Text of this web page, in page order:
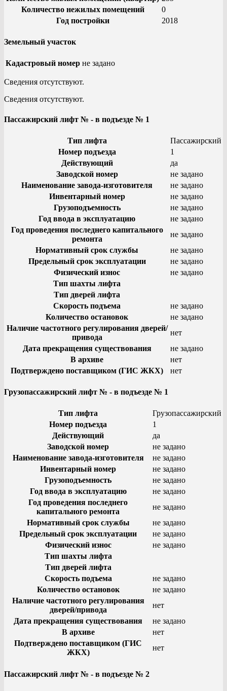
Количество нежилых помещений
0
Год постройки
2018
Земельный участок
Кадастровый номер не задано
Сведения отсутствуют.
Сведения отсутствуют.
Пассажирский лифт № - в подъезде № 1
Тип лифта
Пассажирский
Номер подъезда
1
Действующий
да
Заводской номер
не задано
Наименование завода-изготовителя
не задано
Инвентарный номер
не задано
Грузоподъемность
не задано
Год ввода в эксплуатацию
не задано
Год проведения последнего капитального
ремонта
не задано
Нормативный срок службы
не задано
Предельный срок эксплуатации
не задано
Физический износ
не задано
Тип шахты лифта
Тип дверей лифта
Скорость подъема
не задано
Количество остановок
не задано
Наличие частотного регулирования дверей/
привода
нет
Дата прекращения существования
не задано
В архиве
нет
Подтверждено поставщиком (ГИС ЖКХ)
нет
Грузопассажирский лифт № - в подъезде № 1
Тип лифта
Грузопассажирский
Номер подъезда
1
Действующий
да
Заводской номер
не задано
Наименование завода-изготовителя
не задано
Инвентарный номер
не задано
Грузоподъемность
не задано
Год ввода в эксплуатацию
не задано
Год проведения последнего
капитального ремонта
не задано
Нормативный срок службы
не задано
Предельный срок эксплуатации
не задано
Физический износ
не задано
Тип шахты лифта
Тип дверей лифта
Скорость подъема
не задано
Количество остановок
не задано
Наличие частотного регулирования
дверей/привода
нет
Дата прекращения существования
не задано
В архиве
нет
Подтверждено поставщиком (ГИС
ЖКХ)
нет
Пассажирский лифт № - в подъезде № 2